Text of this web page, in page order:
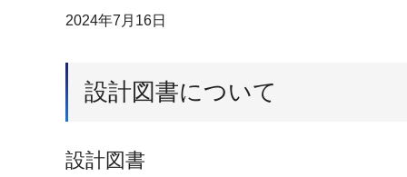
2024年7月16日
設計図書について
設計図書